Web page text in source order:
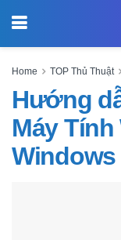
Home TOP Thủ Thuật
Hướng
Máy
Windows